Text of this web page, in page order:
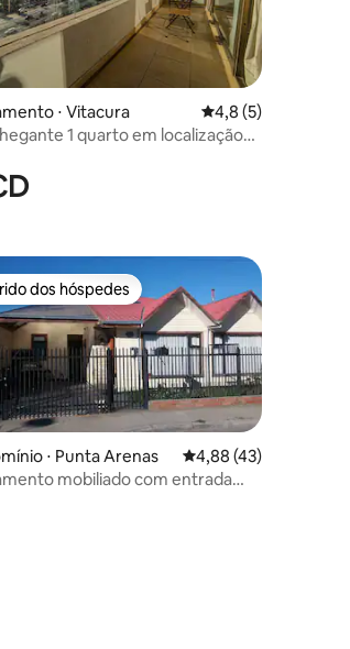
média de 5, 4 avaliações
⋅ Vitacura 4,8 de uma
4,8 (5)
1 quarto em localização
média de 5, 80 avaliações
dos hóspedes
dos hóspedes
⋅ Punta Arenas 4,88 de uma
4,88 (43)
mobiliado com entrada